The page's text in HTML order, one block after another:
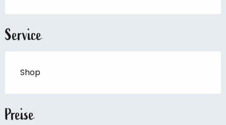
Service
Shop
Preise